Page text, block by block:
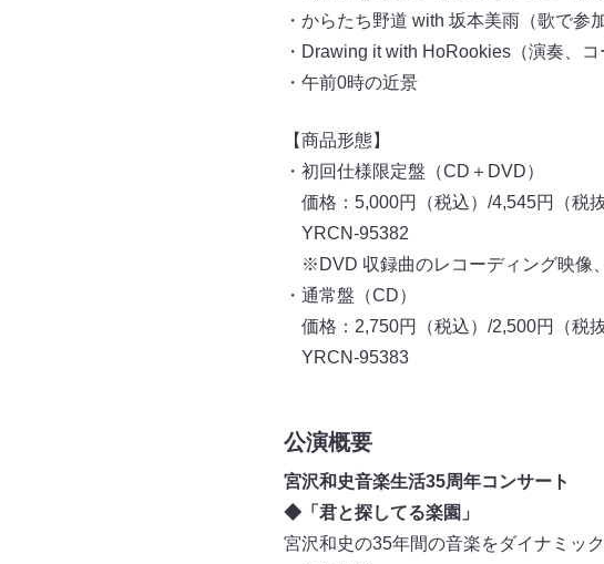
・からたち野道 with 坂本美雨（歌で参加
・Drawing it with HoRookies（演奏、コ
・午前0時の近景
【商品形態】
・初回仕様限定盤（CD＋DVD）
価格：5,000円（税込）/4,545円（税抜
YRCN-95382
※DVD 収録曲のレコーディング映像
・通常盤（CD）
価格：2,750円（税込）/2,500円（税
YRCN-95383
公演概要
宮沢和史音楽生活35周年コンサート
◆「君と探してる楽園」
宮沢和史の35年間の音楽をダイナミッ